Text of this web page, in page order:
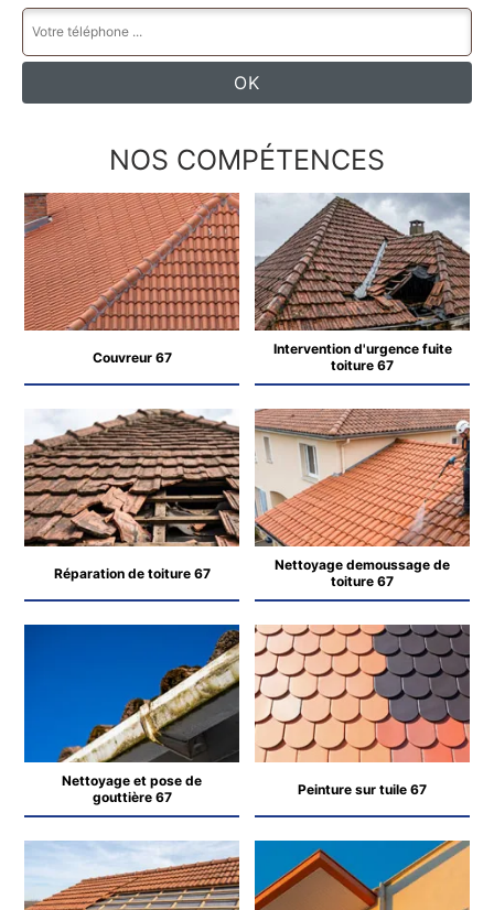
NOS COMPÉTENCES
Couvreur 67
Intervention d'urgence fuite
toiture 67
Réparation de toiture 67
Nettoyage demoussage de
toiture 67
Nettoyage et pose de
gouttière 67
Peinture sur tuile 67